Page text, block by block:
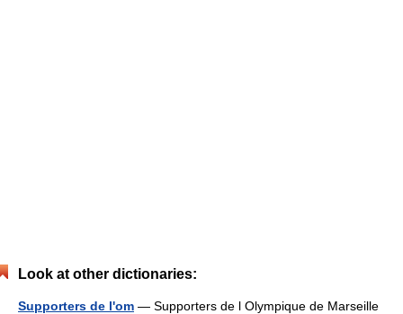
Look at other dictionaries:
Supporters de l'om — Supporters de l Olympique de Marseille